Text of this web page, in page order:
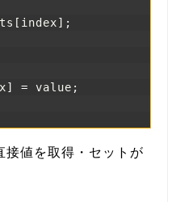
[ index] ;
] = value ;
値を取得・セットが